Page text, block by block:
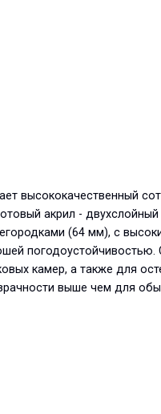
высококачественный
акрил -
(64 мм), с
погодоустойчивостью.
камер, а также для
выше чем для